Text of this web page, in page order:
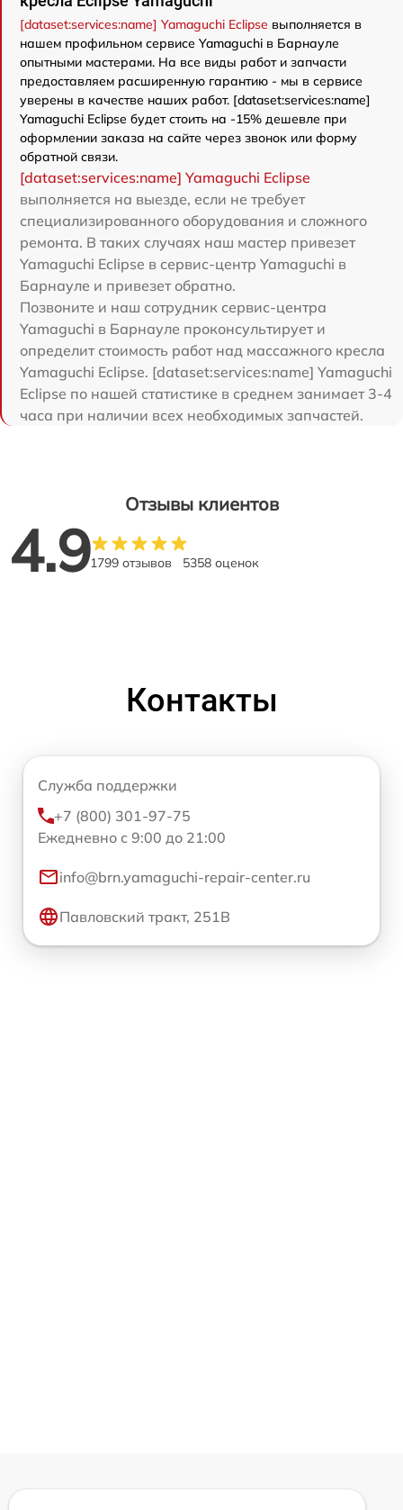
[dataset:services:name] Yamaguchi Eclipse выполняется в
нашем профильном сервисе Yamaguchi в Барнауле
опытными мастерами. На все виды работ и запчасти
предоставляем расширенную гарантию - мы в сервисе
уверены в качестве наших работ. [dataset:services:name]
Yamaguchi Eclipse будет стоить на -15% дешевле при
оформлении заказа на сайте через звонок или форму
обратной связи.
[dataset:services:name] Yamaguchi Eclipse
выполняется на выезде, если не требует
специализированного оборудования и сложного
ремонта. В таких случаях наш мастер привезет
Yamaguchi Eclipse в сервис-центр Yamaguchi в
Барнауле и привезет обратно.
Позвоните и наш сотрудник сервис-центра
Yamaguchi в Барнауле проконсультирует и
определит стоимость работ над массажного кресла
Yamaguchi Eclipse. [dataset:services:name] Yamaguchi
Eclipse по нашей статистике в среднем занимает 3-4
часа при наличии всех необходимых запчастей.
Отзывы клиентов
4.91799 отзывов 5358 оценок
Контакты
Служба поддержки
+7 (800) 301-97-75
Ежедневно с 9:00 до 21:00
info@brn.yamaguchi-repair-center.ru
Павловский тракт, 251В